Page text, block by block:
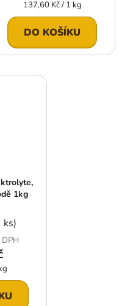
Měrná
cena:
137,60 Kč / 1 kg
DO KOŠÍKU
1kg
ks)